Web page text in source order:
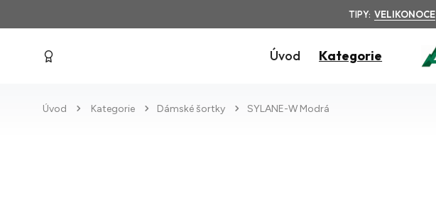
TIPY: VELIKONOCE
Úvod Kategorie
Úvod Kategorie Dámské šortky SYLANE-W Modrá